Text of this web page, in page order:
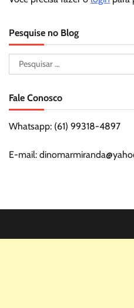
Pesquise no Blog
Pesquisar
por:
Fale Conosco
Whatsapp: (61) 99318-4897
E-mail: